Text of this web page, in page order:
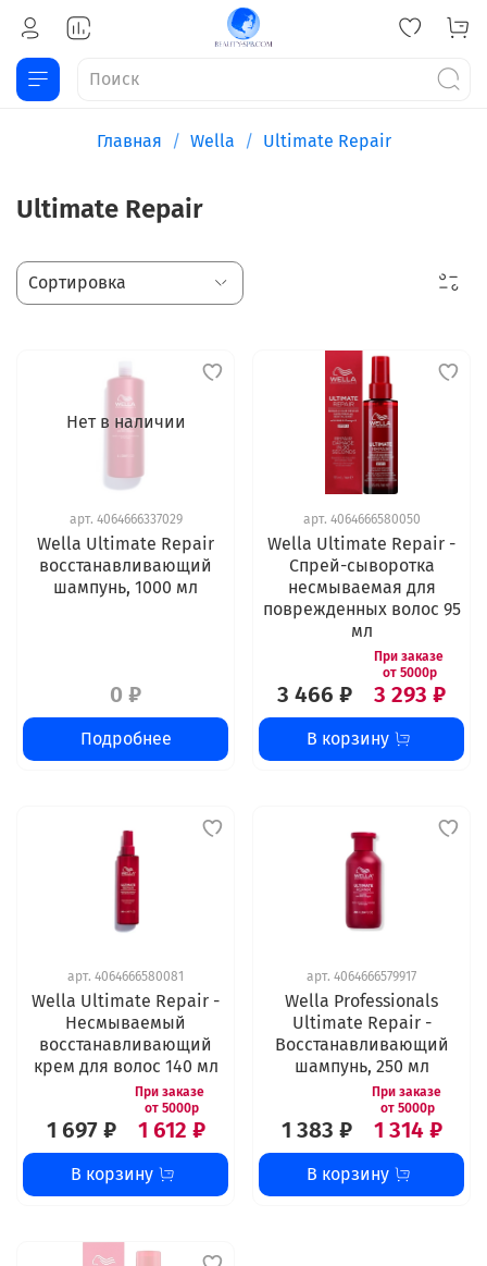
Главная Wella Ultimate Repair
Ultimate Repair
Нет в наличии
арт. 4064666337029
Wella Ultimate Repair
восстанавливающий
шампунь, 1000 мл
0 ₽
Подробнее
арт. 4064666580050
Wella Ultimate Repair -
Спрей-сыворотка
несмываемая для
поврежденных волос 95
мл
3 466 ₽ 3 293 ₽
В корзину
арт. 4064666580081
Wella Ultimate Repair -
Несмываемый
восстанавливающий
крем для волос 140 мл
1 697 ₽ 1 612 ₽
В корзину
арт. 4064666579917
Wella Professionals
Ultimate Repair -
Восстанавливающий
шампунь, 250 мл
1 383 ₽ 1 314 ₽
В корзину